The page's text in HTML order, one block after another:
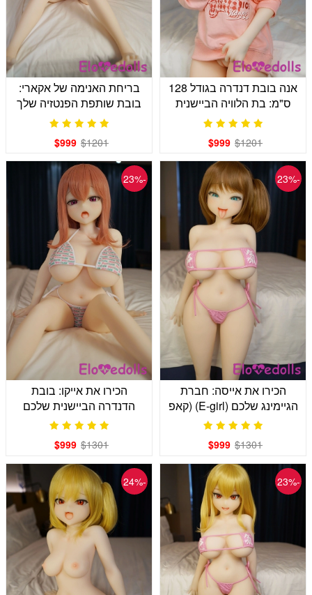
אנה בובת דנדרה בגודל 128
ס"מ: בת הלוויה הביישנית
שלך
$1201
$999
בריחת האנימה של אקארי:
בובת שותפת הפנטזיה שלך
בגודל 120 ס"מ
$1201
$999
-23%
הכירו את אייסה: חברת
הגיימינג שלכם (E-girl) (קאפ
K 120 ס"מ)
$1301
$999
-23%
הכירו את אייקו: בובת
הדנדרה הביישנית שלכם
לחיבור עמוק יותר
$1301
$999
-23%
-24%